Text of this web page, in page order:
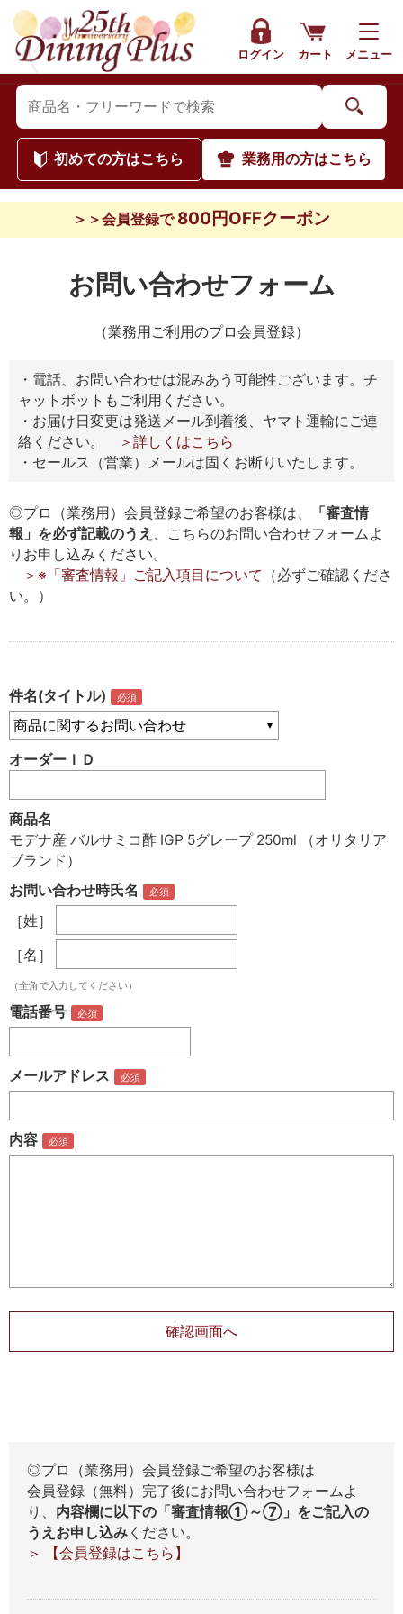
ログイン カート メニュー
初めての方はこちら 業務用の方はこちら
＞＞会員登録で 800円OFFクーポン
お問い合わせフォーム
（業務用ご利用のプロ会員登録）
・電話、お問い合わせは混みあう可能性ございます。チ
ャットボットもご利用ください。
・お届け日変更は発送メール到着後、ヤマト運輸にご連
絡ください。
＞詳しくはこちら
・セールス（営業）メールは固くお断りいたします。
◎プロ（業務用）会員登録ご希望のお客様は、
「審査情
報」を必ず記載のうえ 、こちらのお問い合わせフォームよ
りお申し込みください。
＞※「審査情報」ご記入項目について
（必ずご確認くださ
い。）
件名(タイトル)
オーダーＩＤ
商品名
モデナ産 バルサミコ酢 IGP 5グレープ 250ml （オリタリア
ブランド）
お問い合わせ時氏名
［姓］
［名］
（全角で入力してください）
電話番号
メールアドレス
内容
◎プロ（業務用）会員登録ご希望のお客様は
会員登録（無料）完了後にお問い合わせフォームよ
り、 内容欄に以下の「審査情報①～⑦」をご記入の
うえお申し込み ください。
＞ 【会員登録はこちら】